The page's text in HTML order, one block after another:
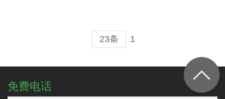
23条 1
免费电话